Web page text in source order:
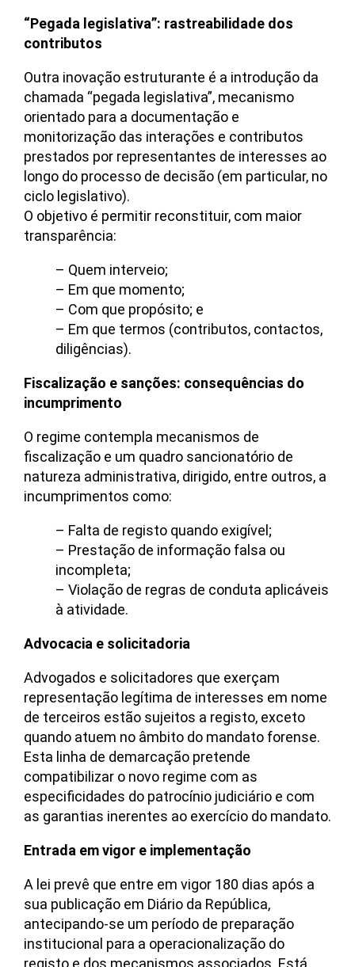
“Pegada legislativa”: rastreabilidade dos
contributos
Outra inovação estruturante é a introdução da
chamada “pegada legislativa”, mecanismo
orientado para a documentação e
monitorização das interações e contributos
prestados por representantes de interesses ao
longo do processo de decisão (em particular, no
ciclo legislativo).
O objetivo é permitir reconstituir, com maior
transparência:
– Quem interveio;
– Em que momento;
– Com que propósito; e
– Em que termos (contributos, contactos,
diligências).
Fiscalização e sanções: consequências do
incumprimento
O regime contempla mecanismos de
fiscalização e um quadro sancionatório de
natureza administrativa, dirigido, entre outros, a
incumprimentos como:
– Falta de registo quando exigível;
– Prestação de informação falsa ou
incompleta;
– Violação de regras de conduta aplicáveis
à atividade.
Advocacia e solicitadoria
Advogados e solicitadores que exerçam
representação legítima de interesses em nome
de terceiros estão sujeitos a registo, exceto
quando atuem no âmbito do mandato forense.
Esta linha de demarcação pretende
compatibilizar o novo regime com as
especificidades do patrocínio judiciário e com
as garantias inerentes ao exercício do mandato.
Entrada em vigor e implementação
A lei prevê que entre em vigor 180 dias após a
sua publicação em Diário da República,
antecipando-se um período de preparação
institucional para a operacionalização do
registo e dos mecanismos associados. Está